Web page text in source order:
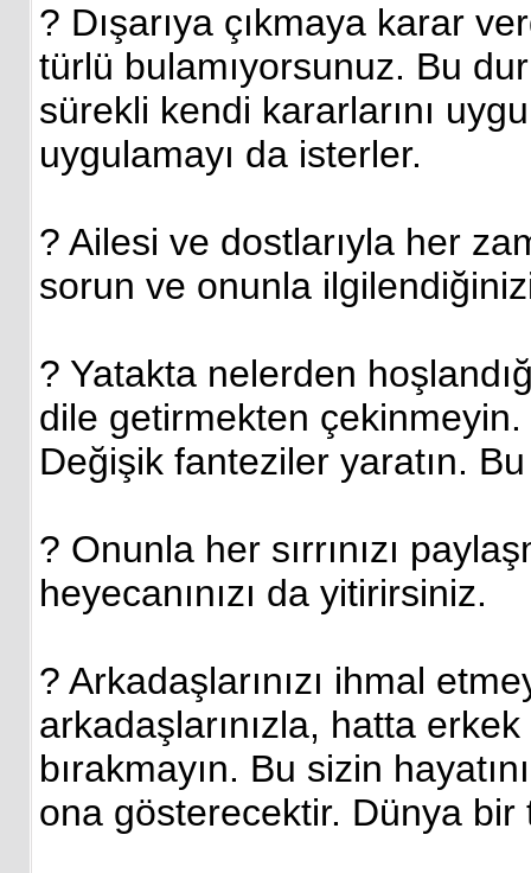
? Dışarıya çıkmaya karar
türlü bulamıyorsunuz. Bu
sürekli kendi kararlarını
uygulamayı da isterler.
? Ailesi ve dostlarıyla her
sorun ve onunla
? Yatakta nelerden
dile getirmekten
Değişik fanteziler yaratın.
? Onunla her sırrınızı
heyecanınızı da yitirirsiniz.
? Arkadaşlarınızı ihmal
arkadaşlarınızla, hatta
bırakmayın. Bu sizin
ona gösterecektir. Dünya bir